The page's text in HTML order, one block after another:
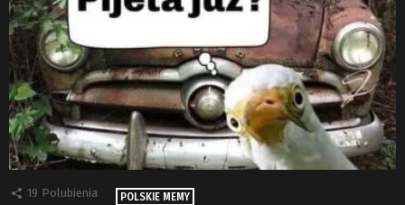
19 Polubienia POLSKIE MEMY